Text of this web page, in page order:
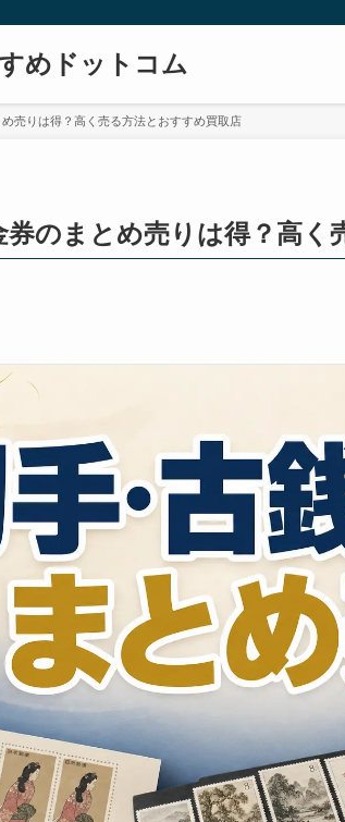
めドットコム
売りは得？高く売る方法とおすすめ買取店
券のまとめ売りは得？高く